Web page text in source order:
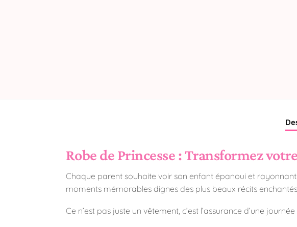
Robe de Princesse : Transformez
Chaque parent souhaite voir son enfant épanoui et
moments mémorables dignes des plus beaux récits
Ce n’est pas juste un vêtement, c’est l’assurance d’une